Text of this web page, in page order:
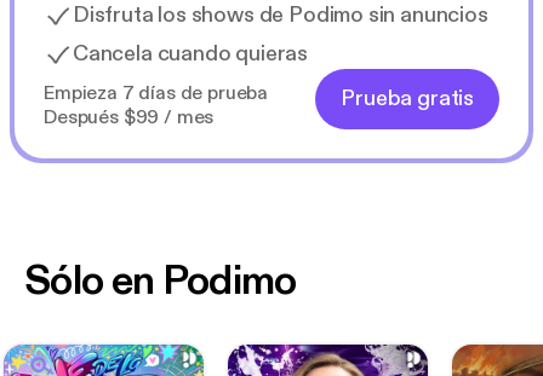
Disfruta los shows de Podimo sin anuncios
Cancela cuando quieras
Empieza 7 días de prueba
Después $99 / mes
Prueba gratis
Sólo en Podimo